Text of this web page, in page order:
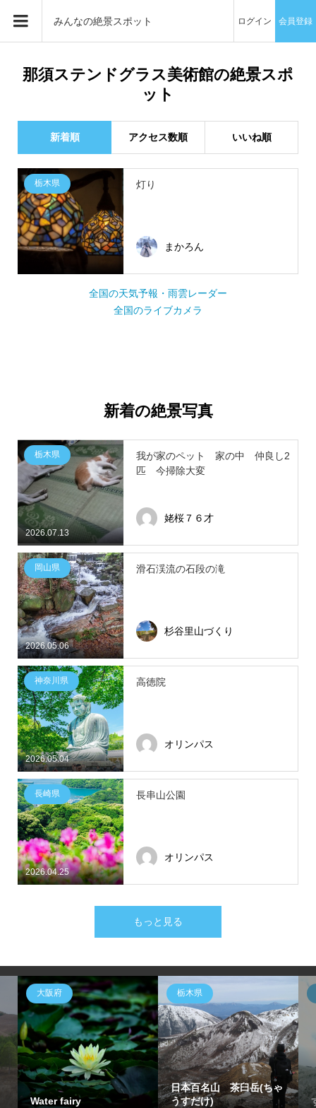
みんなの絶景スポット ログイン 会員登録
那須ステンドグラス美術館の絶景スポ
ット
新着順 アクセス数順 いいね順
栃木県 灯り
まかろん
全国の天気予報・雨雲レーダー
全国のライブカメラ
新着の絶景写真
2026.07.13
栃木県
我が家のペット 家の中 仲良し2
匹 今掃除大変
姥桜７６才
2026.05.06
岡山県 滑石渓流の石段の滝
杉谷里山づくり
2026.05.04
神奈川県 高徳院
オリンパス
2026.04.25
長崎県 長串山公園
オリンパス
もっと見る
大阪府
Water fairy
栃木県
日本百名山 茶臼岳(ちゃ
うすだけ)